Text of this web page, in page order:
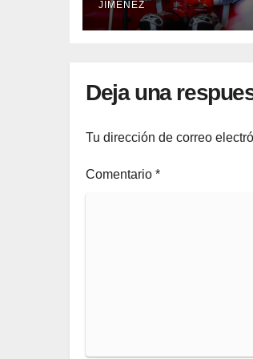
año y medio”
JIMENEZ
Deja una
Tu dirección de correo
Comentario *